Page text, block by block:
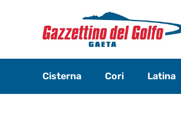
contenuto
Cisterna Cori Latina